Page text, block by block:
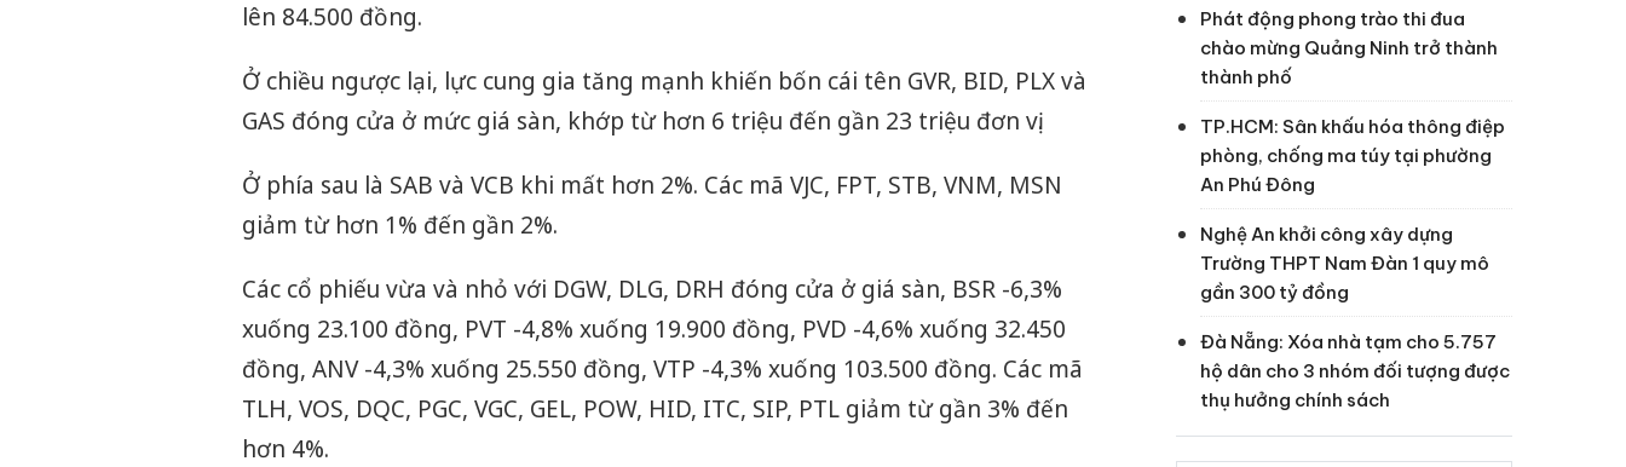
lên 84.500 đồng.
Ở chiều ngược lại, lực cung gia tăng mạnh khiến bốn cái tên GVR, BID, PLX và
GAS đóng cửa ở mức giá sàn, khớp từ hơn 6 triệu đến gần 23 triệu đơn vị.
Ở phía sau là SAB và VCB khi mất hơn 2%. Các mã VJC, FPT, STB, VNM, MSN
giảm từ hơn 1% đến gần 2%.
Các cổ phiếu vừa và nhỏ với DGW, DLG, DRH đóng cửa ở giá sàn, BSR -6,3%
xuống 23.100 đồng, PVT -4,8% xuống 19.900 đồng, PVD -4,6% xuống 32.450
đồng, ANV -4,3% xuống 25.550 đồng, VTP -4,3% xuống 103.500 đồng. Các mã
TLH, VOS, DQC, PGC, VGC, GEL, POW, HID, ITC, SIP, PTL giảm từ gần 3% đến
hơn 4%.
Phát động phong trào thi đua
chào mừng Quảng Ninh trở thành
thành phố
TP.HCM: Sân khấu hóa thông điệp
phòng, chống ma túy tại phường
An Phú Đông
Nghệ An khởi công xây dựng
Trường THPT Nam Đàn 1 quy mô
gần 300 tỷ đồng
Đà Nẵng: Xóa nhà tạm cho 5.757
hộ dân cho 3 nhóm đối tượng được
thụ hưởng chính sách